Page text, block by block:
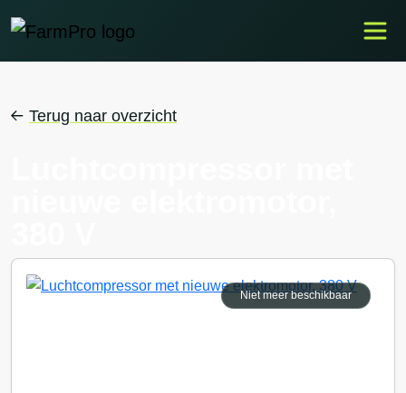
Terug naar overzicht
Niet meer beschikbaar